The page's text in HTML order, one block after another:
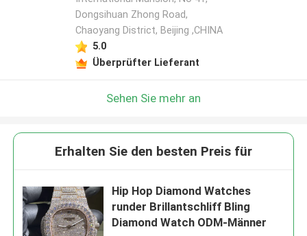
Hinterlass eine Nachricht
Dongsihuan Zhong Road,
Chaoyang District, Beijing ,CHINA
5.0
Überprüfter Lieferant
Sehen Sie mehr an
Erhalten Sie den besten Preis für
Hip Hop Diamond Watches
runder Brillantschliff Bling
Diamond Watch ODM-Männer